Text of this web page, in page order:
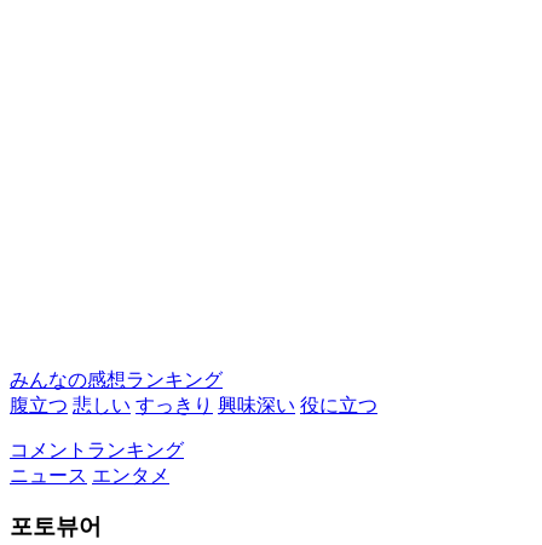
みんなの感想ランキング
腹立つ 悲しい すっきり 興味深い 役に立つ
コメントランキング
ニュース エンタメ
포토뷰어